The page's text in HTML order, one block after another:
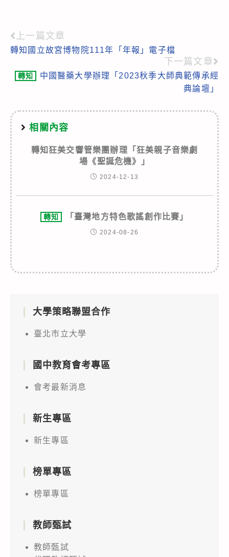
Read
more
articles
上一篇文章
轉知國立故宮博物院111年「年報」電子檔
下一篇文章
轉知
中國醫藥大學辦理「2023秋季大師典範傳承經
典論壇」
相關內容
轉知狂美交響管樂團辦理「狂美親子音樂劇
場《聖誕危機》」
2024-12-13
轉知 「臺灣地方特色歌謠創作比賽」
2024-08-26
大學策略聯盟合作
臺北市立大學
國中教育會考專區
會考最新消息
新生專區
新生專區
榜單專區
榜單專區
教師甄試
教師甄試